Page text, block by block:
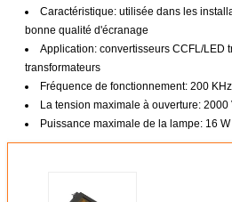
Caractéristique: utilisée dans les
bonne qualité d'écranage
Application: convertisseurs CCFL/LED
transformateurs
Fréquence de fonctionnement: 200
La tension maximale à ouverture: 2000
Puissance maximale de la lampe: 16 W